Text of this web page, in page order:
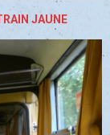
JAUNE